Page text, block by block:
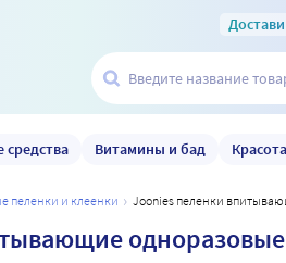
средства Витамины и бад
пеленки и клеенки Joonies пеленки
одноразовые